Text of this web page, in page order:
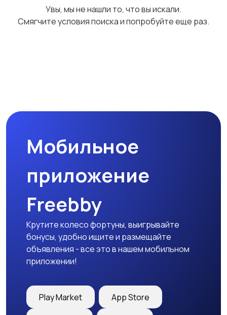
Увы, мы не нашли то, что вы искали.
Смягчите условия поиска и попробуйте еще раз.
Мобильное
приложение
Freebby
Крутите колесо фортуны, выигрывайте
бонусы, удобно ищите и размещайте
объявления - все это в нашем мобильном
приложении!
Play Market App Store